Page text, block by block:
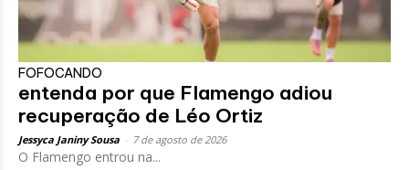
FOFOCANDO
entenda por que Flamengo adiou
recuperação de Léo Ortiz
Jessyca Janiny Sousa 7 de agosto de 2026
O Flamengo entrou na...